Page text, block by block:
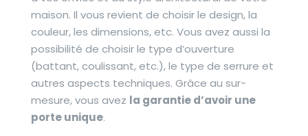
maison. Il vous revient de choisir le design, la
couleur, les dimensions, etc. Vous avez aussi la
possibilité de choisir le type d’ouverture
(battant, coulissant, etc.), le type de serrure et
autres aspects techniques. Grâce au sur-
mesure, vous avez la garantie d’avoir une
porte unique.